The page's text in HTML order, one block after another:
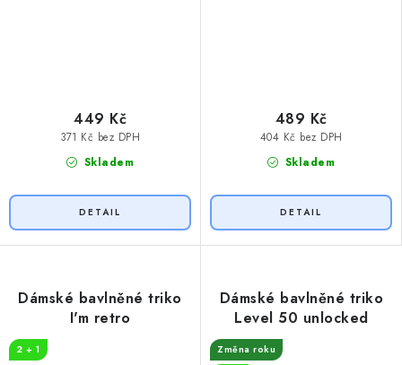
Skladem
371 Kč bez DPH
449 Kč
Skladem
404 Kč bez DPH
489 Kč
Dámské bavlněné triko
I'm retro
2 + 1
Dámské bavlněné triko
Level 50 unlocked
Změna roku